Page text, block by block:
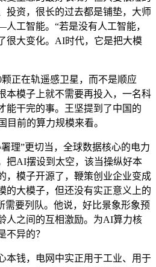
投资，很长的过去都是铺垫，大师
工智能。“若是没有人工智能，
很大变化。AI时代，它是把大模
正在轨遥感卫星，而不是顺应
本模子上就不需要再投入，一名科
能干完的事。王坚提到了中国的
目前的算力规模来看。
”更切当，全球数据核心的电力
把AI摆设到太空，该当操纵好本
，模子开源了，鞭策创业企业变成
的大模子，但还没有实正意义上的
需要列队。他说，好比景象形象预
人之间的互相激励。为AI算力核
不异的？
钱，电网中实正用于工业、用于